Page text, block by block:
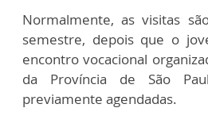
Normalmente, as visitas
semestre, depois que o
encontro vocacional
da Província de São
previamente agendadas.